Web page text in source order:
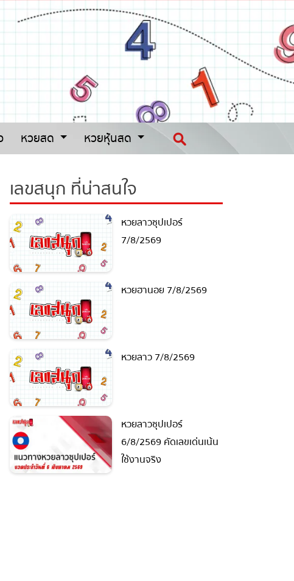
หวยสด หวยหุ้นสด
เลขสนุก ที่น่าสนใจ
หวยลาวซุปเปอร์
7/8/2569
หวยฮานอย 7/8/2569
หวยลาว 7/8/2569
หวยลาวซุปเปอร์
6/8/2569 คัดเลขเด่นเน้น
ใช้งานจริง